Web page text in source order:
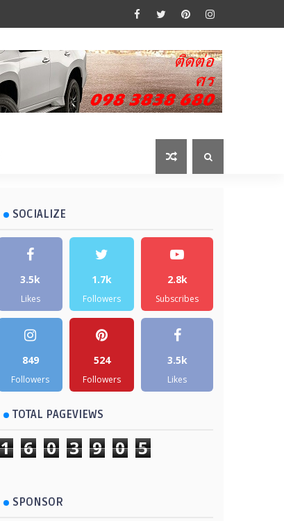
SOCIALIZE
3.5k
Likes
1.7k
Followers
2.8k
Subscribes
849
Followers
524
Followers
3.5k
Likes
TOTAL PAGEVIEWS
1 6 0 3 9 0 5
SPONSOR